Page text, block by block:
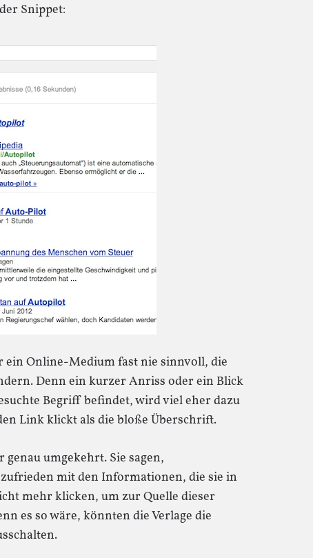
Snippet:
ein Online-Medium fast nie sinnvoll, die
Denn ein kurzer Anriss oder ein Blick
Begriff befindet, wird viel eher dazu
Link klickt als die bloße Überschrift.
umgekehrt. Sie sagen,
mit den Informationen, die sie in
mehr klicken, um zur Quelle dieser
es so wäre, könnten die Verlage die